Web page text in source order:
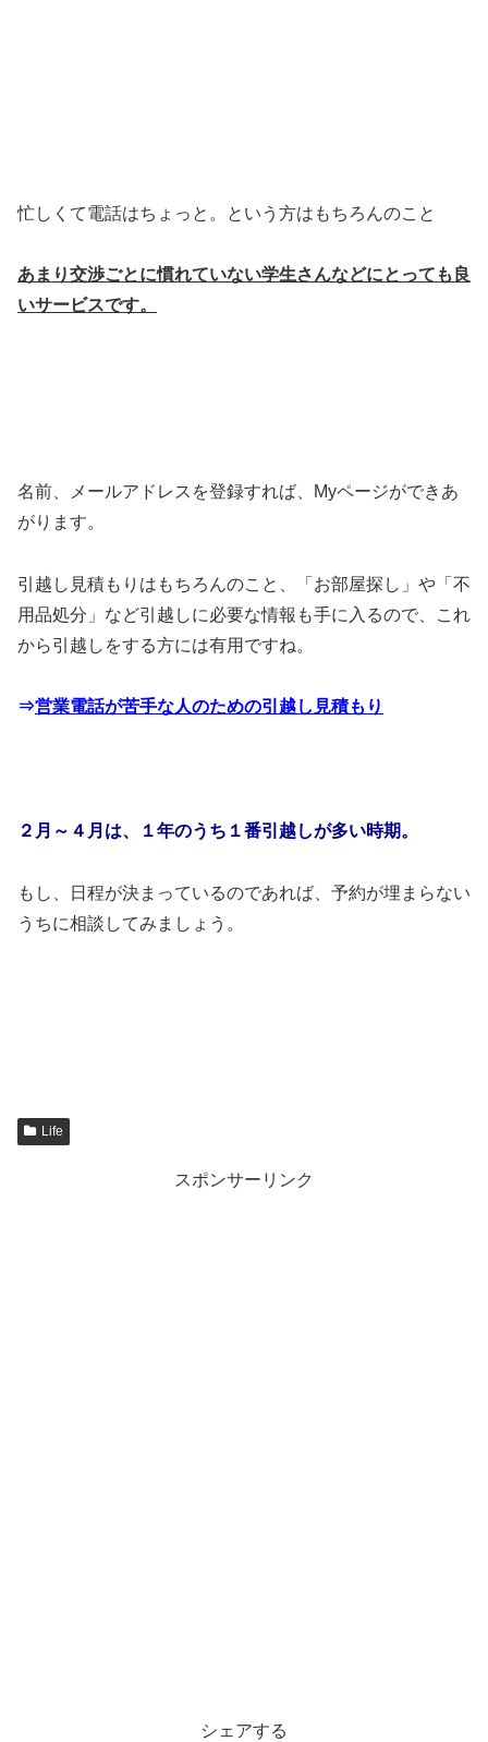
忙しくて電話はちょっと。という方はもちろんのこと
あまり交渉ごとに慣れていない学生さんなどにとっても良
いサービスです。
名前、メールアドレスを登録すれば、Myページができあ
がります。
引越し見積もりはもちろんのこと、「お部屋探し」や「不
用品処分」など引越しに必要な情報も手に入るので、これ
から引越しをする方には有用ですね。
⇒営業電話が苦手な人のための引越し見積もり
２月～４月は、１年のうち１番引越しが多い時期。
もし、日程が決まっているのであれば、予約が埋まらない
うちに相談してみましょう。
Life
スポンサーリンク
シェアする